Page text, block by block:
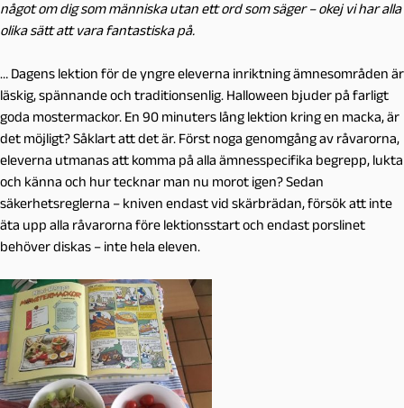
något om dig som människa utan ett ord som säger – okej vi har alla
olika sätt att vara fantastiska på.
… Dagens lektion för de yngre eleverna inriktning ämnesområden är
läskig, spännande och traditionsenlig. Halloween bjuder på farligt
goda mostermackor. En 90 minuters lång lektion kring en macka, är
det möjligt? Såklart att det är. Först noga genomgång av råvarorna,
eleverna utmanas att komma på alla ämnesspecifika begrepp, lukta
och känna och hur tecknar man nu morot igen? Sedan
säkerhetsreglerna – kniven endast vid skärbrädan, försök att inte
äta upp alla råvarorna före lektionsstart och endast porslinet
behöver diskas – inte hela eleven.